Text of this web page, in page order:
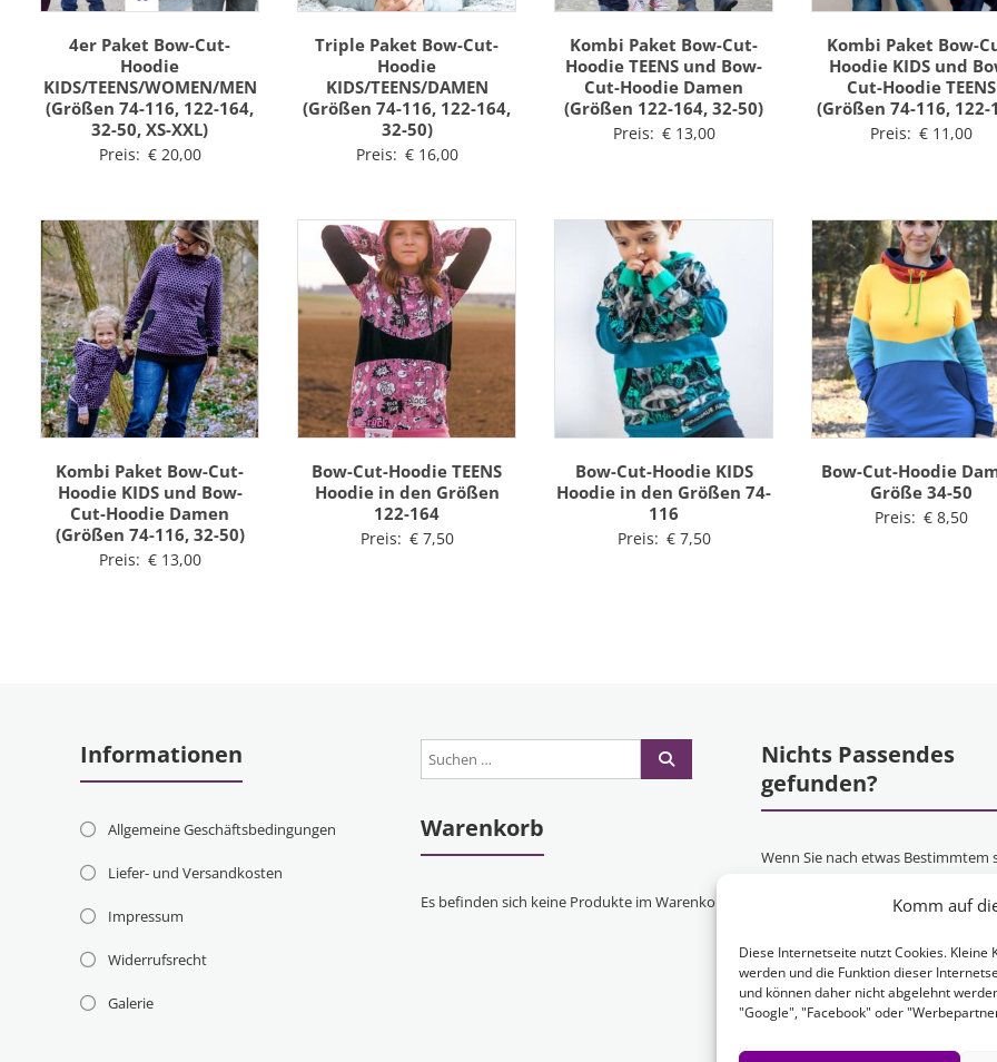
Komm auf
Diese Internetseite nutzt Cookies.
werden und die Funktion dieser
und können daher nicht abgelehnt
"Google", "Facebook" oder
4er Paket Bow-Cut-
Hoodie
KIDS/TEENS/WOMEN/MEN
(Größen 74-116, 122-164,
32-50, XS-XXL)
Preis: €20,00
Triple Paket Bow-Cut-
Hoodie
KIDS/TEENS/DAMEN
(Größen 74-116, 122-164,
32-50)
Preis: €16,00
Kombi Paket Bow-Cut-
Hoodie TEENS und Bow-
Cut-Hoodie Damen
(Größen 122-164, 32-50)
Preis: €13,00
Kombi Paket Bow-
Hoodie KIDS und
Cut-Hoodie TEENS
(Größen 74-116, 122-
Preis: €11,00
Kombi Paket Bow-Cut-
Hoodie KIDS und Bow-
Cut-Hoodie Damen
(Größen 74-116, 32-50)
Preis: €13,00
Bow-Cut-Hoodie TEENS
Hoodie in den Größen
122-164
Preis: €7,50
Bow-Cut-Hoodie KIDS
Hoodie in den Größen 74-
116
Preis: €7,50
Bow-Cut-Hoodie
Größe 34-50
Preis: €8,50
Informationen
Allgemeine Geschäftsbedingungen
Liefer- und Versandkosten
Impressum
Widerrufsrecht
Galerie
Warenkorb
Es befinden sich keine Produkte im Warenkorb.
Nichts Passendes
gefunden?
Wenn Sie nach etwas Bestimmtem
entsprechend anfertigen lassen